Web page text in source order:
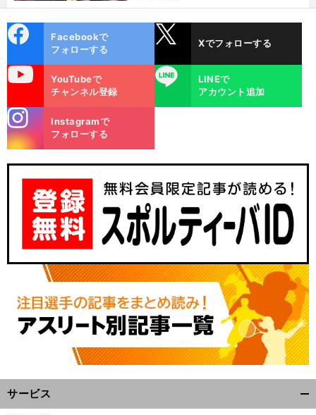
ok
Facebookで
フォローする
Xでフォローする
YouTubeで
チャンネル登録
LINE
LINEで
アカウント追加
m
Instagramで
フォローする
サービス